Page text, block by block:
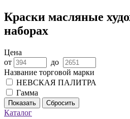
Краски масляные
наборах
Цена
от
до
Название торговой марки
НЕВСКАЯ ПАЛИТРА
Гамма
Показать Сбросить
Каталог